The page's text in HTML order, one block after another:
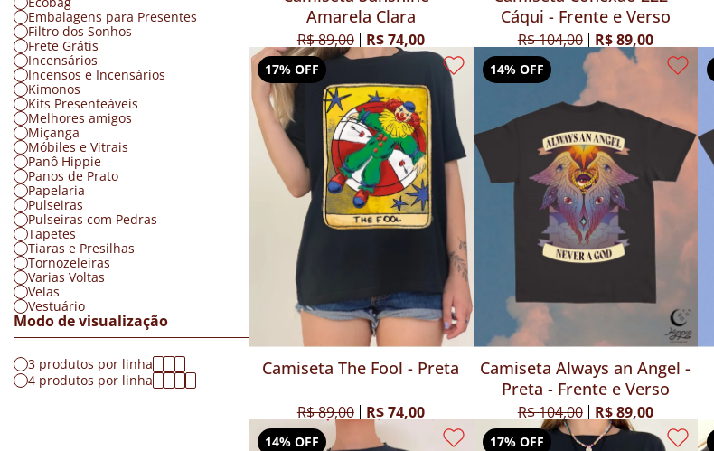
Embalagens para Presentes
Filtro dos Sonhos
Frete Grátis
Incensários
Incensos e Incensários
Kimonos
Kits Presenteáveis
Melhores amigos
Miçanga
Móbiles e Vitrais
Panô Hippie
Panos de Prato
Papelaria
Pulseiras
Pulseiras com Pedras
Tapetes
Tiaras e Presilhas
Tornozeleiras
Varias Voltas
Velas
Vestuário
Modo de visualização
3 produtos por linha
4 produtos por linha
Amarela Clara
R$ 89,00 R$ 74,00
Cáqui - Frente e Verso
R$ 104,00 R$ 89,00
17% OFF
Camiseta The Fool - Preta
R$ 89,00 R$ 74,00
14% OFF
Camiseta Always an Angel -
Preta - Frente e Verso
R$ 104,00 R$ 89,00
14% OFF 17% OFF